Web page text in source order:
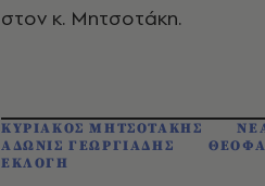
στον κ. Μητσοτάκη.
ΚΥΡΙΑΚΟΣ ΜΗΤΣΟΤΑΚΗΣ
ΑΔΩΝΙΣ ΓΕΩΡΓΙΑΔΗΣ
ΕΚΛΟΓΗ